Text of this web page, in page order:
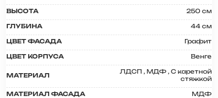
ВЫСОТА 250 см
ГЛУБИНА 44 см
ЦВЕТ ФАСАДА Графит
ЦВЕТ КОРПУСА Венге
МАТЕРИАЛ ЛДСП , МДФ , С каретной
стяжкой
МАТЕРИАЛ ФАСАДА МДФ